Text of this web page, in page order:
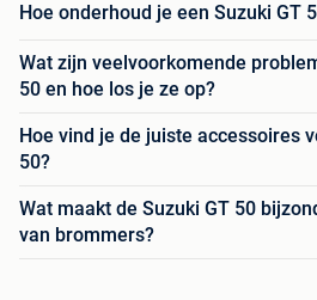
Hoe onderhoud je een Suzuki GT
Wat zijn veelvoorkomende
50 en hoe los je ze op?
Hoe vind je de juiste accessoires
50?
Wat maakt de Suzuki GT 50
van brommers?